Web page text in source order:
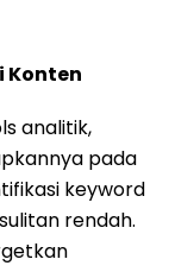
Konten
analitik,
pada
keyword
rendah.